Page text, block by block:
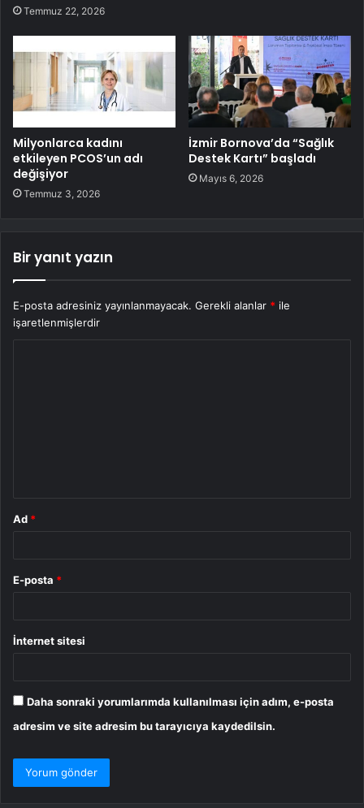
Temmuz 22, 2026
Milyonlarca kadını
etkileyen PCOS’un adı
değişiyor
Temmuz 3, 2026
İzmir Bornova’da “Sağlık
Destek Kartı” başladı
Mayıs 6, 2026
Bir yanıt yazın
E-posta adresiniz yayınlanmayacak. Gerekli alanlar * ile
işaretlenmişlerdir
Ad *
E-posta *
İnternet sitesi
Daha sonraki yorumlarımda kullanılması için adım, e-posta
adresim ve site adresim bu tarayıcıya kaydedilsin.